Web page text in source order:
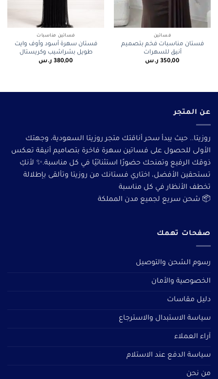
فساتين
فستان مناسبات فخم بتصميم
أنيق للسهرات
350,00 ر.س
فساتين مناسبات
فستان سهرة أسود وأوف وايت
طويل بشراشيب وكريستال
380,00 ر.س
عن المتجر
روزيتا.. حيث يبدأ سحر أناقتك متجر روزيتا السعودية، وجهتك
الأولى للحصول على فساتين سهرة فاخرة بتصاميم أنيقة تعكس
ذوقك الرفيع وتمنحك حضورًا استثنائيًا في كل مناسبة.✨ لأنكِ
تستحقين الأفضل، اختاري فستانك من روزيتا وتألقى بإطلالة
تخطف الأنظار في كل مناسبة
📦 شحن سريع لجميع مدن المملكة
صفحات تهمك
رسوم الشحن والتوصيل
الخصوصية والأمان
دليل مقاسات
سياسة الاستبدال والاسترجاع
آراء العملاء
سياسة الدفع عند الاستلام
من نحن